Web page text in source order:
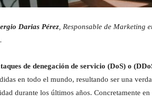
Darias Pérez, Responsable de Marketing
de denegación de servicio (DoS) o
en todo el mundo, resultando ser una
durante los últimos años. Concretamente